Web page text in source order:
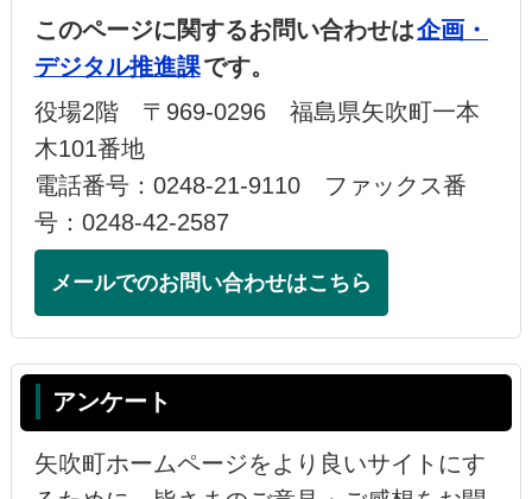
このページに関するお問い合わせは企画・
デジタル推進課です。
役場2階 〒969-0296 福島県矢吹町一本
木101番地
電話番号：0248-21-9110 ファックス番
号：0248-42-2587
メールでのお問い合わせはこちら
アンケート
矢吹町ホームページをより良いサイトにす